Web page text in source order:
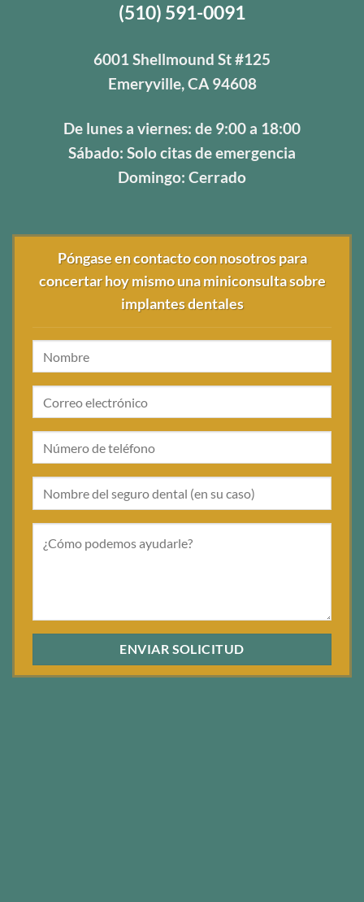
(510) 591-0091
6001 Shellmound St #125
Emeryville, CA 94608
De lunes a viernes: de 9:00 a 18:00
Sábado: Solo citas de emergencia
Domingo: Cerrado
Póngase en contacto con nosotros para
concertar hoy mismo una miniconsulta sobre
implantes dentales